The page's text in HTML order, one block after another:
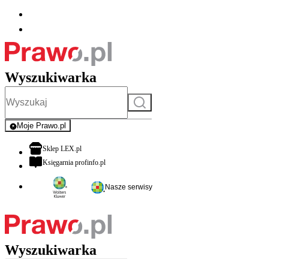
Wyszukiwarka
Szukaj
Moje Prawo.pl
- rejestracja i logowanie do serwisu
Sklep LEX.plotwiera się w nowej karcie
Księgarnia profinfo.plotwiera się w nowej karcie
Nasze serwisy
Wyszukiwarka